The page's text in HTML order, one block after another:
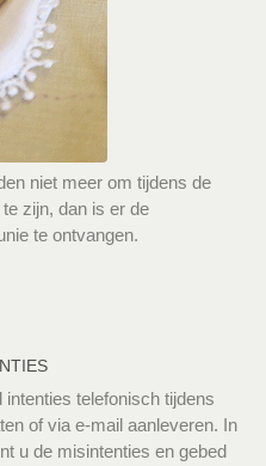
niet meer om tijdens de
zijn, dan is er de
te ontvangen.
telefonisch tijdens
of via e-mail aanleveren. In
u de misintenties en gebed